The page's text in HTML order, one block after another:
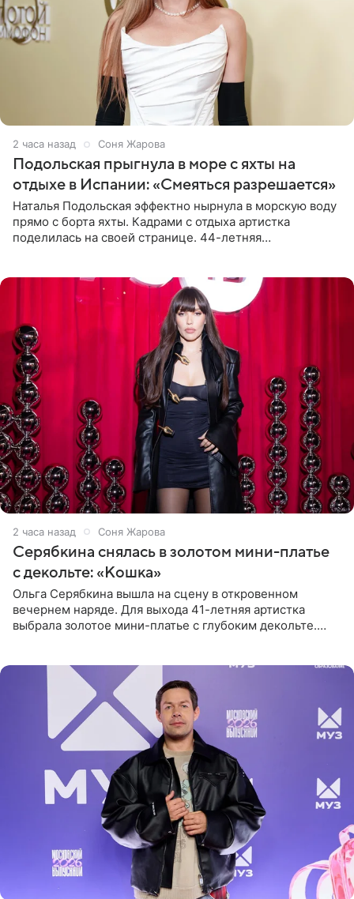
2 часа назад Соня Жарова
Подольская прыгнула в море с яхты на
отдыхе в Испании: «Смеяться разрешается»
Наталья Подольская эффектно нырнула в морскую воду
прямо с борта яхты. Кадрами с отдыха артистка
поделилась на своей странице. 44-летняя
2 часа назад Соня Жарова
Серябкина снялась в золотом мини-платье
с декольте: «Кошка»
Ольга Серябкина вышла на сцену в откровенном
вечернем наряде. Для выхода 41-летняя артистка
выбрала золотое мини-платье с глубоким декольте.